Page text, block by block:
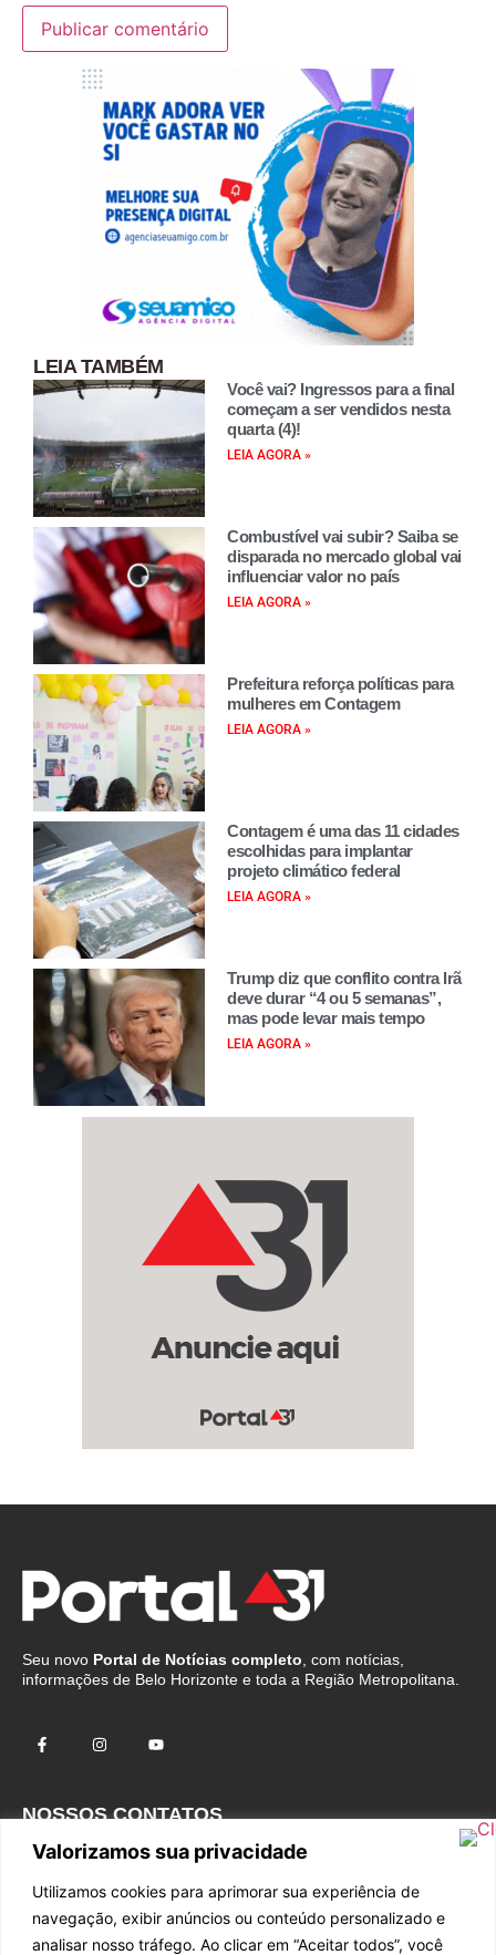
Valorizamos sua privacidade
Utilizamos cookies para aprimorar sua experiência de
navegação, exibir anúncios ou conteúdo personalizado e
analisar nosso tráfego. Ao clicar em “Aceitar todos”, você
LEIA TAMBÉM
Você vai? Ingressos para a final
começam a ser vendidos nesta
quarta (4)!
LEIA AGORA »
Combustível vai subir? Saiba se
disparada no mercado global vai
influenciar valor no país
LEIA AGORA »
Prefeitura reforça políticas para
mulheres em Contagem
LEIA AGORA »
Contagem é uma das 11 cidades
escolhidas para implantar
projeto climático federal
LEIA AGORA »
Trump diz que conflito contra Irã
deve durar “4 ou 5 semanas”,
mas pode levar mais tempo
LEIA AGORA »
Seu novo Portal de Notícias completo , com notícias,
informações de Belo Horizonte e toda a Região Metropolitana.
NOSSOS CONTATOS
Fale com o Comercial
Fale com a Redação